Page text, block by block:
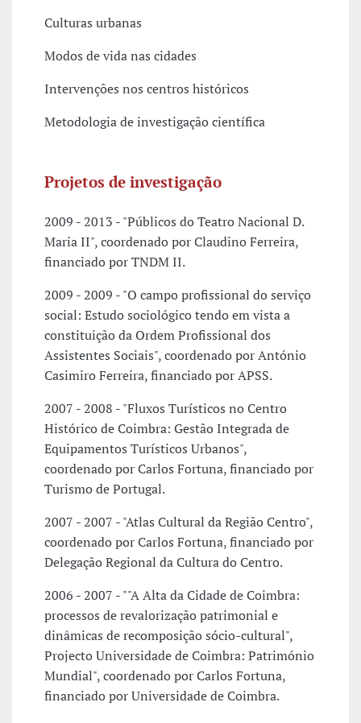
Culturas urbanas
Modos de vida nas cidades
Intervenções nos centros históricos
Metodologia de investigação científica
Projetos de investigação
2009 - 2013 - "Públicos do Teatro Nacional D.
Maria II", coordenado por Claudino Ferreira,
financiado por TNDM II.
2009 - 2009 - "O campo profissional do serviço
social: Estudo sociológico tendo em vista a
constituição da Ordem Profissional dos
Assistentes Sociais", coordenado por António
Casimiro Ferreira, financiado por APSS.
2007 - 2008 - "Fluxos Turísticos no Centro
Histórico de Coimbra: Gestão Integrada de
Equipamentos Turísticos Urbanos",
coordenado por Carlos Fortuna, financiado por
Turismo de Portugal.
2007 - 2007 - "Atlas Cultural da Região Centro",
coordenado por Carlos Fortuna, financiado por
Delegação Regional da Cultura do Centro.
2006 - 2007 - ""A Alta da Cidade de Coimbra:
processos de revalorização patrimonial e
dinâmicas de recomposição sócio-cultural",
Projecto Universidade de Coimbra: Património
Mundial", coordenado por Carlos Fortuna,
financiado por Universidade de Coimbra.